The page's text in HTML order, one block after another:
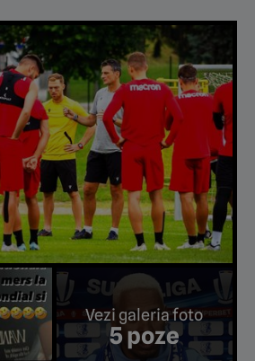
Vezi galeria foto
5 poze